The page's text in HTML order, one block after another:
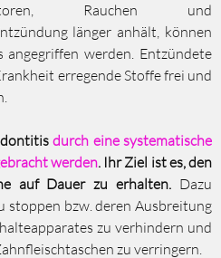
Rauchen und
länger anhält, können
angegriffen werden. Entzündete
erregende Stoffe frei und
durch eine systematische
werden. Ihr Ziel ist es, den
auf Dauer zu erhalten. Dazu
stoppen bzw. deren Ausbreitung
zu verhindern und
zu verringern.